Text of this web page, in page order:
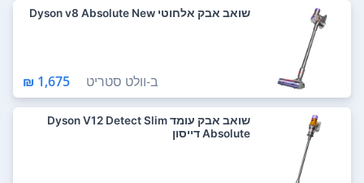
שואב אבק אלחוטי Dyson v8 Absolute New
ב-וולט סטריט 1,675 ₪
‏שואב אבק עומד Dyson V12 Detect Slim
Absolute דייסון